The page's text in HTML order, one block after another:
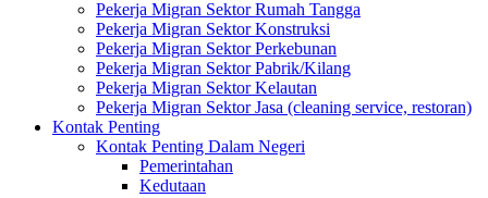
Pekerja Migran Sektor Rumah Tangga
Pekerja Migran Sektor Konstruksi
Pekerja Migran Sektor Perkebunan
Pekerja Migran Sektor Pabrik/Kilang
Pekerja Migran Sektor Kelautan
Pekerja Migran Sektor Jasa (cleaning service, restoran)
Kontak Penting
Kontak Penting Dalam Negeri
Pemerintahan
Kedutaan